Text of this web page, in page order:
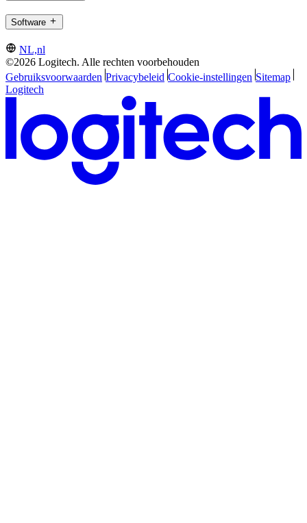
Software
NL,nl
©2026 Logitech. Alle rechten voorbehouden
Gebruiksvoorwaarden Privacybeleid Cookie-instellingen Sitemap
Logitech